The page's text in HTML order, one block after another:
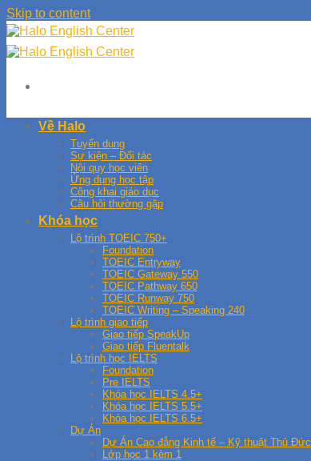
Skip to content
Về Halo
Tuyển dụng
Sự kiện – Đối tác
Nội quy học viên
Ứng dụng học tập
Công khai giáo dục
Câu hỏi thường gặp
Khóa học
Lộ trình TOEIC 750+
Foundation
TOEIC Entryway
TOEIC Gateway 550
TOEIC Pathway 650
TOEIC Runway 750
TOEIC Writing – Speaking 240
Lộ trình giao tiếp
Giao tiếp SpeakUp
Giao tiếp Fluentalk
Lộ trình học IELTS
Foundation
Pre IELTS
Khóa học IELTS 4.5+
Khóa học IELTS 5.5+
Khóa học IELTS 6.5+
Dự Án
Dự Án Cao đẳng Kinh tế – Kỹ thuật Thủ Đức
Lớp học 1 kèm 1